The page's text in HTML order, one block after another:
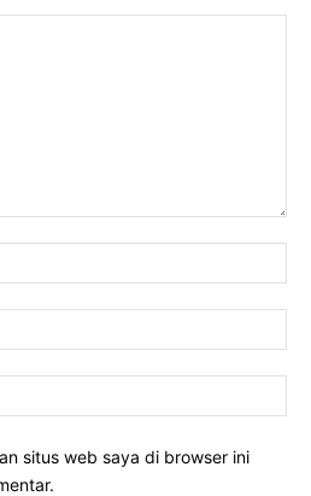
situs web saya di browser ini